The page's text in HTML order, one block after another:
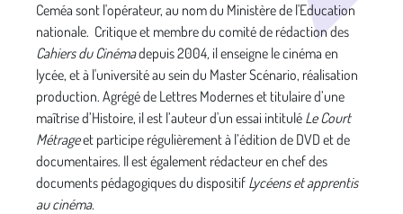
Ceméa sont l'opérateur, au nom du Ministère de l'Education
nationale. Critique et membre du comité de rédaction des
Cahiers du Cinémadepuis 2004, il enseigne le cinéma en
lycée, et à l'université au sein du Master Scénario, réalisation
production. Agrégé de Lettres Modernes et titulaire d’une
maîtrise d’Histoire, il est l’auteur d'un essai intitulé Le Court
Métrageet participe régulièrement à l’édition de DVD et de
documentaires. Il est également rédacteur en chef des
documents pédagogiques du dispositif Lycéens et apprentis
au cinéma.